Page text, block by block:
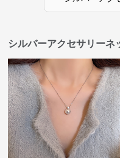
シルバーアクセサリーネ